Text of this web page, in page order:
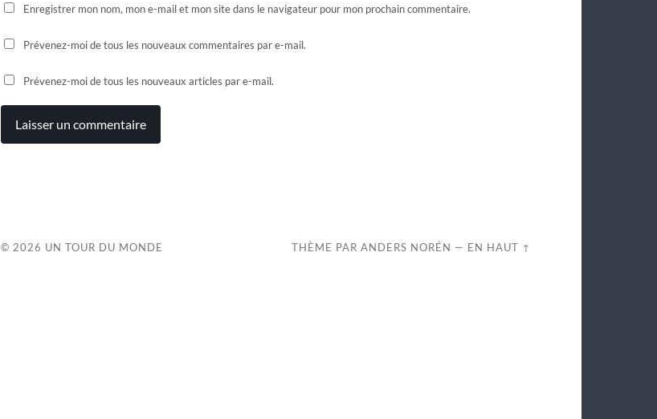
Enregistrer mon nom, mon e-mail et mon site dans le navigateur pour mon prochain commentaire.
Prévenez-moi de tous les nouveaux commentaires par e-mail.
Prévenez-moi de tous les nouveaux articles par e-mail.
© 2026 UN TOUR DU MONDE THÈME PARANDERS NORÉN — EN HAUT ↑